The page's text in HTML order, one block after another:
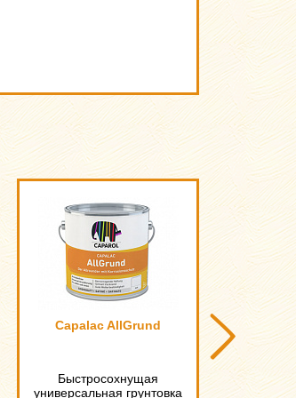
Capalac AllGrund
Быстросохнущая
универсальная грунтовка
Матовый
на